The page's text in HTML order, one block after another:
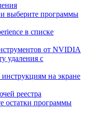
выберите программы
в списке
от NVIDIA
удаления с
инструкциям на экране
реестра
остатки программы